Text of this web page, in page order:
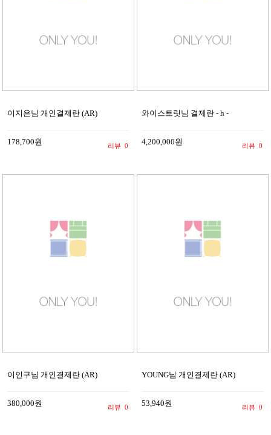
이지은님 개인결제란 (AR)
178,700원 리뷰 0
와이스트릿님 결제란 - h -
4,200,000원 리뷰 0
이인구님 개인결제란 (AR)
380,000원 리뷰 0
YOUNG님 개인결제란 (AR)
53,940원 리뷰 0